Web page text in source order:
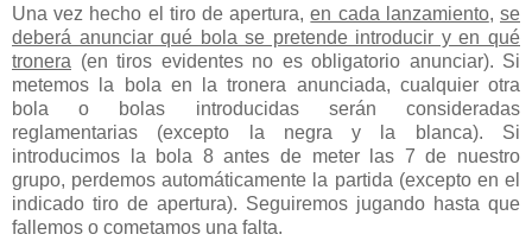
Una vez hecho el tiro de apertura,en cada lanzamiento,se
deberá anunciar qué bola se pretende introducir y en qué
tronera (en tiros evidentes no es obligatorio anunciar). Si
metemos la bola en la tronera anunciada, cualquier otra
bola o bolas introducidas serán consideradas
reglamentarias (excepto la negra y la blanca). Si
introducimos la bola 8 antes de meter las 7 de nuestro
grupo, perdemos automáticamente la partida (excepto en el
indicado tiro de apertura). Seguiremos jugando hasta que
fallemos o cometamos una falta.